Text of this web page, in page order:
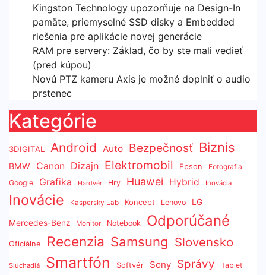
Kingston Technology upozorňuje na Design-In
pamäte, priemyselné SSD disky a Embedded
riešenia pre aplikácie novej generácie
RAM pre servery: Základ, čo by ste mali vedieť
(pred kúpou)
Novú PTZ kameru Axis je možné doplniť o audio
prstenec
Kategórie
3DIGITAL Android Auto Bezpečnosť Biznis
BMW Canon Dizajn Elektromobil Epson
Fotografia
Google
Grafika Hardvér Hry Huawei Hybrid Inovácia
Inovácie Kaspersky Lab Koncept Lenovo LG
Mercedes-Benz Monitor Notebook Odporúčané
Oficiálne Recenzia Samsung Slovensko
Slúchadlá Smartfón Softvér Sony Správy Tablet